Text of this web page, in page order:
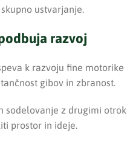
ustvarjanje.
razvoj
k razvoju fine
gibov in zbranost.
z drugimi
prostor in ideje.